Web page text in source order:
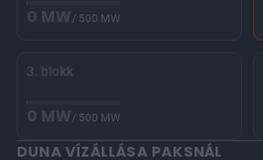
0 MW/ 500 MW
3. blokk
0 MW/ 500 MW
DUNA VÍZÁLLÁSA PAKSNÁL